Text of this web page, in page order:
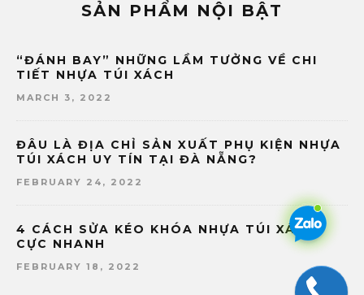
SẢN PHẨM NỘI BẬT
“ĐÁNH BAY” NHỮNG LẦM TƯỞNG VỀ CHI
TIẾT NHỰA TÚI XÁCH
MARCH 3, 2022
ĐÂU LÀ ĐỊA CHỈ SẢN XUẤT PHỤ KIỆN NHỰA
TÚI XÁCH UY TÍN TẠI ĐÀ NẴNG?
FEBRUARY 24, 2022
4 CÁCH SỬA KÉO KHÓA NHỰA TÚI XÁCH
CỰC NHANH
FEBRUARY 18, 2022